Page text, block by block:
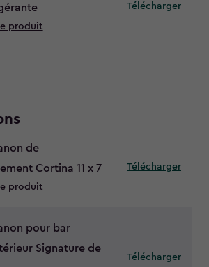
produit
Télécharger
de
Cortina 11 x 7
produit
Télécharger
pour bar
Signature de
Télécharger